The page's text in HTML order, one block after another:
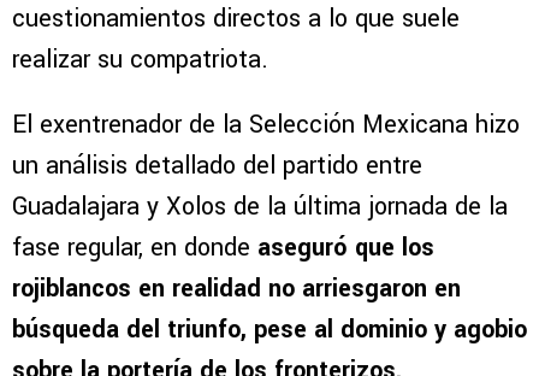
cuestionamientos directos a lo que suele
realizar su compatriota.
El exentrenador de la Selección Mexicana hizo
un análisis detallado del partido entre
Guadalajara y Xolos de la última jornada de la
fase regular, en donde aseguró que los
rojiblancos en realidad no arriesgaron en
búsqueda del triunfo, pese al dominio y agobio